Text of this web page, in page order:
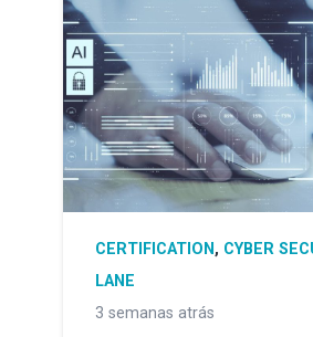
CERTIFICATION , CYBER
LANE
3 semanas atrás